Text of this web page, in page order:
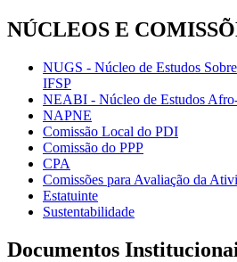
NÚCLEOS E
NUGS - Núcleo de Estudos
IFSP
NEABI - Núcleo de Estudos
NAPNE
Comissão Local do PDI
Comissão do PPP
CPA
Comissões para Avaliação da
Estatuinte
Sustentabilidade
Documentos